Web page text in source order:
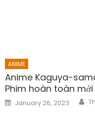
ANIME
Anime Kaguya-
Phim hoàn toàn mới
Posted
on
January 26, 2023